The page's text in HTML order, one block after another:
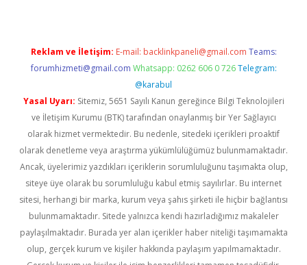
Reklam ve İletişim: E-mail: backlinkpaneli@gmail.com Teams:
forumhizmeti@gmail.com Whatsapp: 0262 606 0 726 Telegram:
@karabul
Yasal Uyarı: Sitemiz, 5651 Sayılı Kanun gereğince Bilgi Teknolojileri
ve İletişim Kurumu (BTK) tarafından onaylanmış bir Yer Sağlayıcı
olarak hizmet vermektedir. Bu nedenle, sitedeki içerikleri proaktif
olarak denetleme veya araştırma yükümlülüğümüz bulunmamaktadır.
Ancak, üyelerimiz yazdıkları içeriklerin sorumluluğunu taşımakta olup,
siteye üye olarak bu sorumluluğu kabul etmiş sayılırlar. Bu internet
sitesi, herhangi bir marka, kurum veya şahıs şirketi ile hiçbir bağlantısı
bulunmamaktadır. Sitede yalnızca kendi hazırladığımız makaleler
paylaşılmaktadır. Burada yer alan içerikler haber niteliği taşımamakta
olup, gerçek kurum ve kişiler hakkında paylaşım yapılmamaktadır.